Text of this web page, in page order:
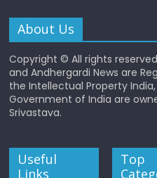
About Us
Copyright © All rights
and Andhergardi News are
the Intellectual Property
Government of India are
Srivastava.
Useful
Links
Top